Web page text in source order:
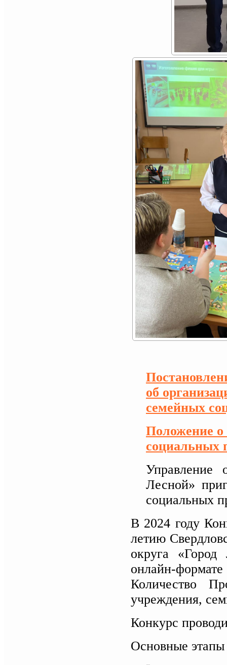
об
семейных
Положение о
социальных
Управление
Лесной»
социальных
В 2024 году
летию
округа
онлайн-
Количество
учреждения,
Конкурс
Основные